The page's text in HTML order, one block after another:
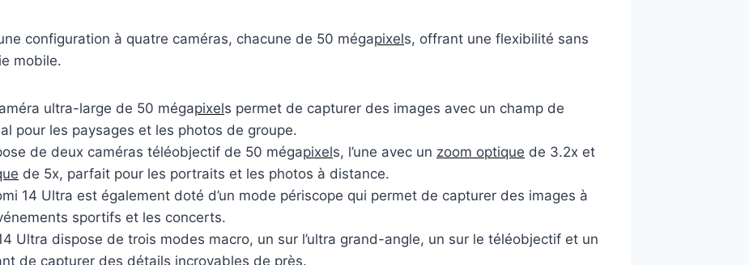
configuration à quatre caméras, chacune de 50 mégapixels, offrant une flexibilité sans
mobile.
ultra-large de 50 mégapixels permet de capturer des images avec un champ de
pour les paysages et les photos de groupe.
de deux caméras téléobjectif de 50 mégapixels, l’une avec un zoom optique de 3.2x et
de 5x, parfait pour les portraits et les photos à distance.
14 Ultra est également doté d’un mode périscope qui permet de capturer des images à
sportifs et les concerts.
Ultra dispose de trois modes macro, un sur l’ultra grand-angle, un sur le téléobjectif et un
de capturer des détails incroyables de près.